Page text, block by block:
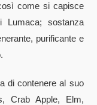
come si capisce
sostanza
purificante e
di contenere al suo
Crab Apple, Elm,